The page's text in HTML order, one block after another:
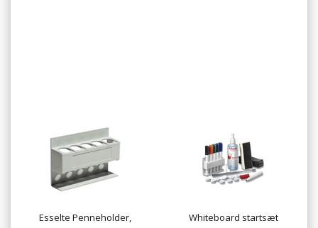
Esselte Penneholder,
Whiteboard startsæt